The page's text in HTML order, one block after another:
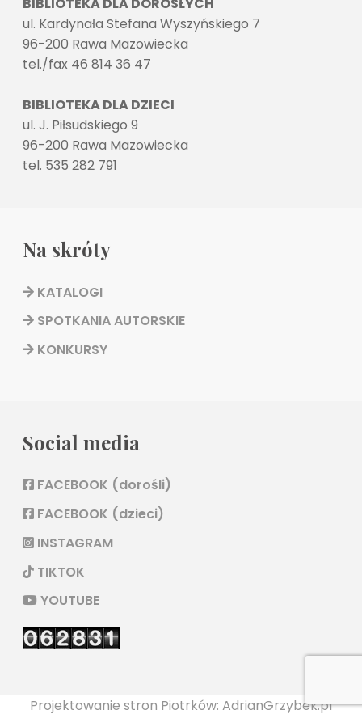
ul. Kardynała Stefana Wyszyńskiego 7
96-200 Rawa Mazowiecka
tel./fax 46 814 36 47
BIBLIOTEKA DLA DZIECI
ul. J. Piłsudskiego 9
96-200 Rawa Mazowiecka
tel. 535 282 791
Na skróty
KATALOGI
SPOTKANIA AUTORSKIE
KONKURSY
Social media
FACEBOOK (dorośli)
FACEBOOK (dzieci)
INSTAGRAM
TIKTOK
YOUTUBE
Projektowanie stron Piotrków: AdrianGrzybek.pl